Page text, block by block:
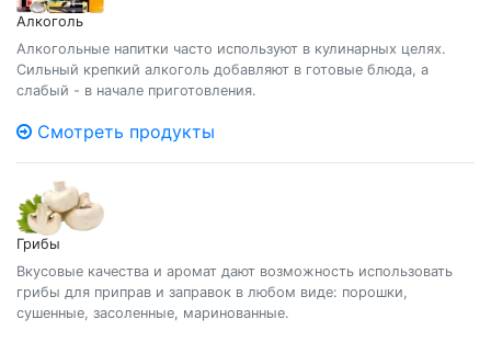
Алкоголь
Алкогольные напитки часто используют в кулинарных целях.
Сильный крепкий алкоголь добавляют в готовые блюда, а
слабый - в начале приготовления.
Смотреть продукты
Грибы
Вкусовые качества и аромат дают возможность использовать
грибы для приправ и заправок в любом виде: порошки,
сушенные, засоленные, маринованные.